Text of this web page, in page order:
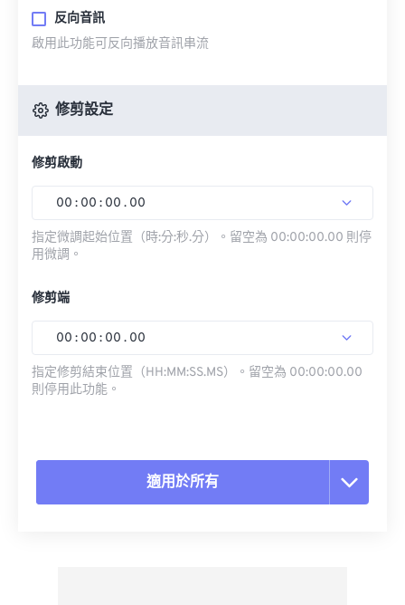
反向音訊
啟用此功能可反向播放音訊串流
修剪設定
修剪啟動
00 : 00 : 00 . 00
指定微調起始位置（時:分:秒.分）。留空為 00:00:00.00 則停
用微調。
修剪端
00 : 00 : 00 . 00
指定修剪結束位置（HH:MM:SS.MS）。留空為 00:00:00.00
則停用此功能。
適用於所有